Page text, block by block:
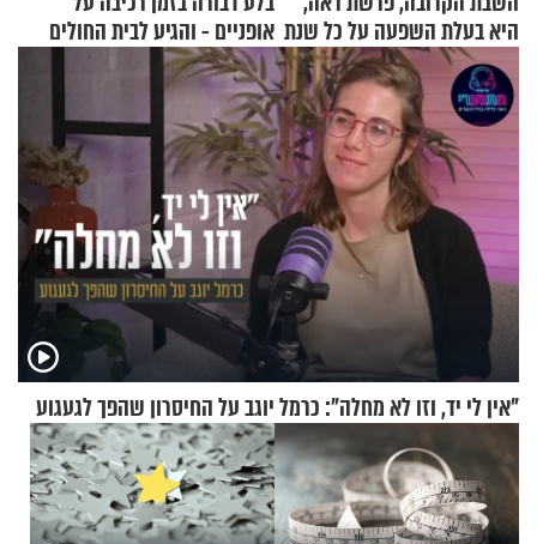
היא בעלת השפעה על כל שנת
תשפ"ז
אופניים - והגיע לבית החולים
במצב מסכן חיים
"אין לי יד, וזו לא מחלה": כרמל יוגב על החיסרון שהפך לגעגוע